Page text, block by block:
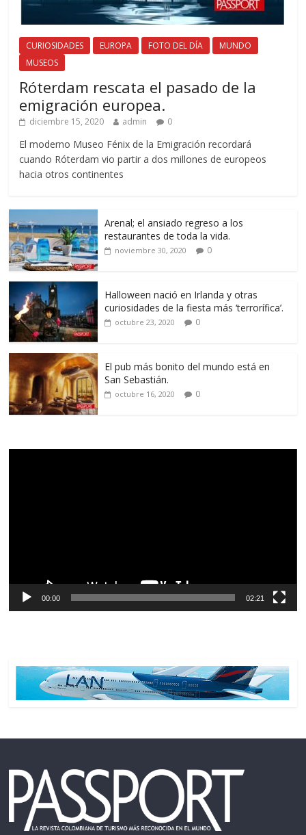
CURIOSIDADES EUROPA FOTO DEL DÍA
MUNDO
MUSEOS
Róterdam rescata el pasado de la
emigración europea.
diciembre 15, 2020 admin 0
El moderno Museo Fénix de la Emigración recordará
cuando Róterdam vio partir a dos millones de europeos
hacia otros continentes
Arenal; el ansiado regreso a los
restaurantes de toda la vida.
noviembre 30, 2020 0
Halloween nació en Irlanda y otras
curiosidades de la fiesta más ‘terrorífica’.
octubre 23, 2020 0
El pub más bonito del mundo está en
San Sebastián.
octubre 16, 2020 0
00:00 02:21